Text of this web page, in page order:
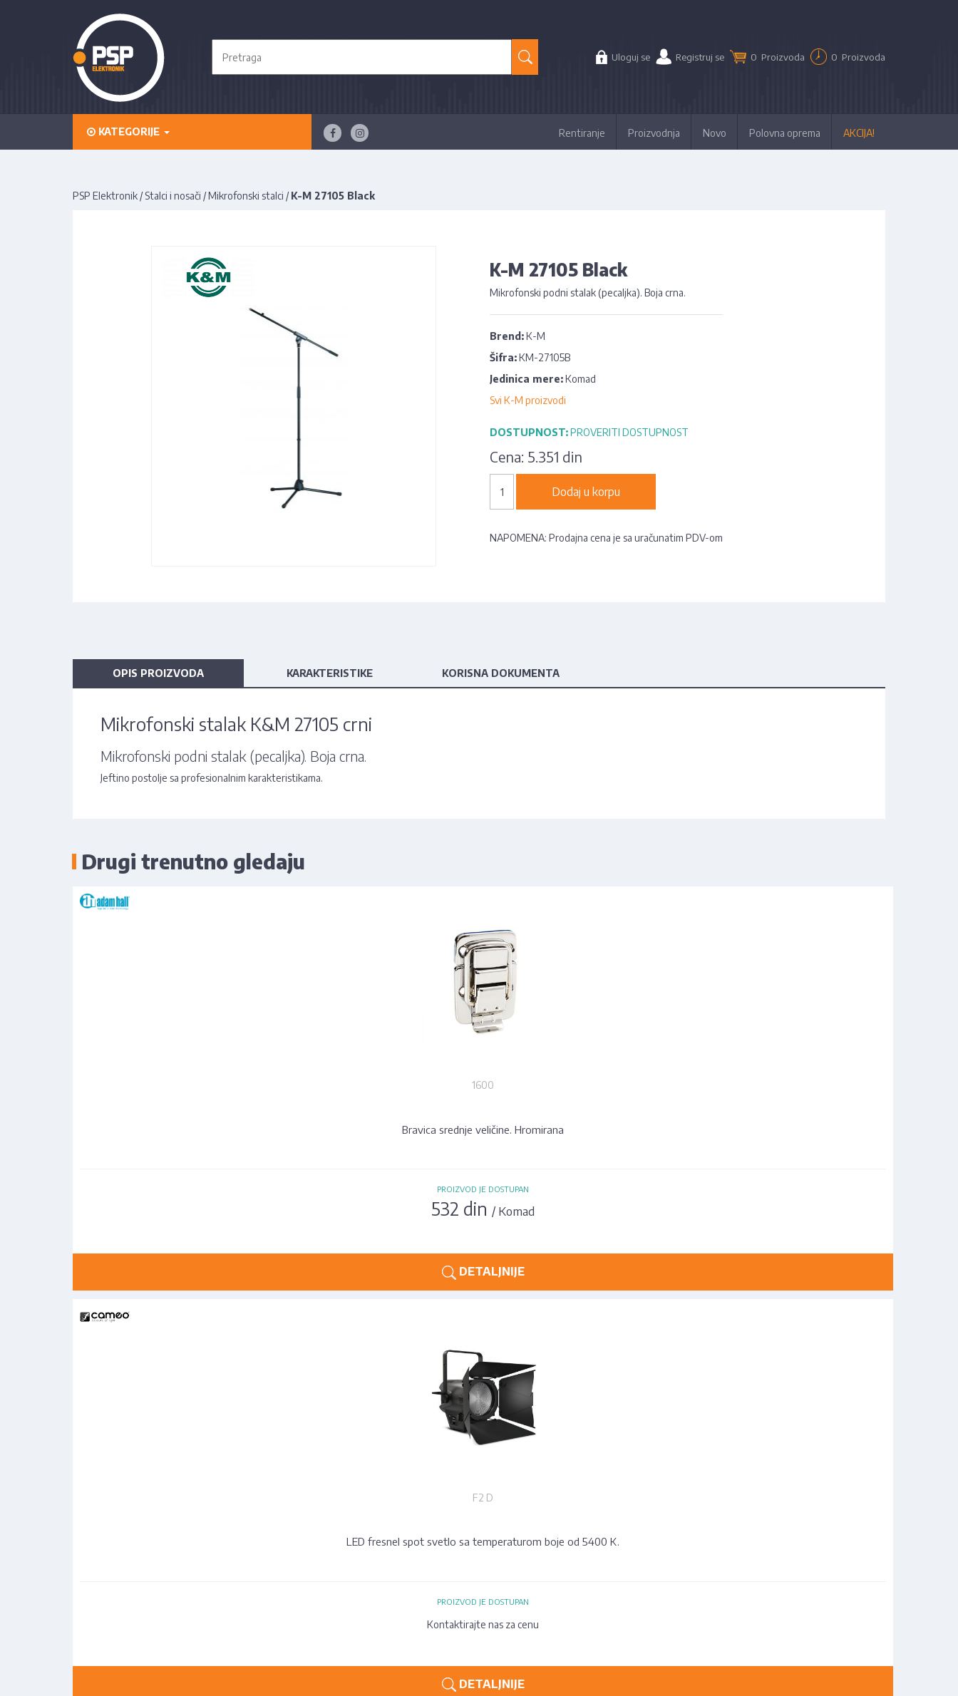
Uloguj se Registruj se 0 Proizvoda 0 Proizvoda
KATEGORIJE Rentiranje Proizvodnja Novo Polovna oprema AKCIJA!
PSP Elektronik / Stalci i nosači /Mikrofonski stalci / K-M 27105 Black
K-M 27105 Black
Mikrofonski podni stalak (pecaljka). Boja crna.
Brend:K-M
Šifra:KM-27105B
Jedinica mere:Komad
Svi K-M proizvodi
DOSTUPNOST:PROVERITI DOSTUPNOST
Cena: 5.351 din
Dodaj u korpu
NAPOMENA: Prodajna cena je sa uračunatim PDV-om
OPIS PROIZVODA KARAKTERISTIKE KORISNA DOKUMENTA
Mikrofonski stalak K&M 27105 crni
Mikrofonski podni stalak (pecaljka). Boja crna.
Jeftino postolje sa profesionalnim karakteristikama.
Drugi trenutno gledaju
1600
Bravica srednje veličine. Hromirana
PROIZVOD JE DOSTUPAN
532 din / Komad
DETALJNIJE
F2 D
LED fresnel spot svetlo sa temperaturom boje od 5400 K.
PROIZVOD JE DOSTUPAN
Kontaktirajte nas za cenu
DETALJNIJE